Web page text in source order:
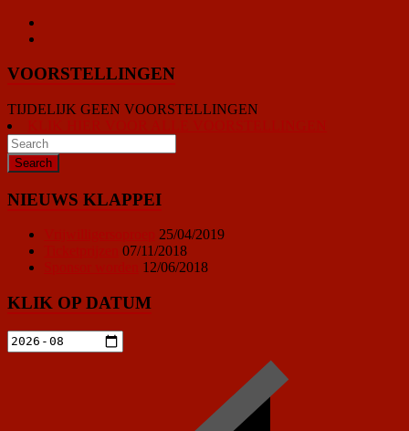
VOORSTELLINGEN
TIJDELIJK GEEN VOORSTELLINGEN
NIEUWS KLAPPEI
25/04/2019
07/11/2018
12/06/2018
KLIK OP DATUM